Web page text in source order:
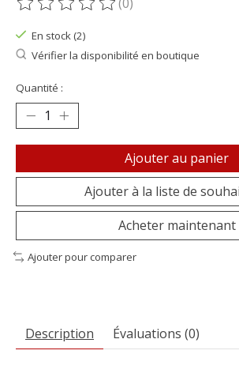
Ce produit est évalué à
En stock (2)
Vérifier la disponibilité en boutique
Quantité :
Ajouter au panier
Ajouter à la liste de
Acheter maintenant
Ajouter pour comparer
Description Évaluations (0)